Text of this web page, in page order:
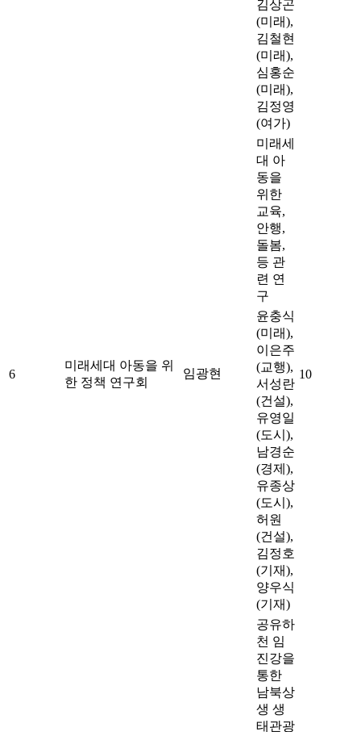
김상곤
(미래),
김철현
(미래),
심홍순
(미래),
김정영
(여가)
6
미래세대 아동을 위
한 정책 연구회
임광현
미래세
대 아
동을
위한
교육,
안행,
돌봄,
등 관
련 연
구
10
윤충식
(미래),
이은주
(교행),
서성란
(건설),
유영일
(도시),
남경순
(경제),
유종상
(도시),
허원
(건설),
김정호
(기재),
양우식
(기재)
공유하
천 임
진강을
통한
남북상
생 생
태관광